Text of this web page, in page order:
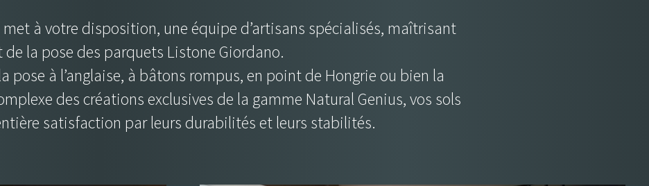
met à votre disposition, une équipe d’artisans spécialisés, maîtrisant
la pose des parquets Listone Giordano.
pose à l’anglaise, à bâtons rompus, en point de Hongrie ou bien la
des créations exclusives de la gamme Natural Genius, vos sols
satisfaction par leurs durabilités et leurs stabilités.